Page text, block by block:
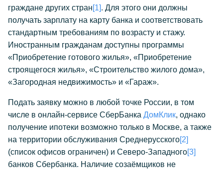
граждане других стран[1]. Для этого они должны
получать зарплату на карту банка и соответствовать
стандартным требованиям по возрасту и стажу.
Иностранным гражданам доступны программы
«Приобретение готового жилья», «Приобретение
строящегося жилья», «Строительство жилого дома»,
«Загородная недвижимость» и «Гараж».
Подать заявку можно в любой точке России, в том
числе в онлайн-сервисе СберБанка ДомКлик, однако
получение ипотеки возможно только в Москве, а также
на территории обслуживания Среднерусского[2]
(список офисов ограничен) и Северо-Западного[3]
банков Сбербанка. Наличие созаёмщиков не